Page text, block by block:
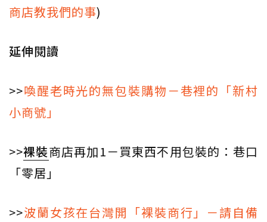
商店教我們的事)
延伸閱讀
>>喚醒老時光的無包裝購物－巷裡的「新村
小商號」
>>裸裝商店再加1－買東西不用包裝的：巷口
「零居」
>>波蘭女孩在台灣開「裸裝商行」－請自備